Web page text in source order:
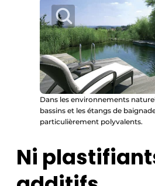
Dans les environnements
bassins et les étangs de
particulièrement polyvalents.
Ni